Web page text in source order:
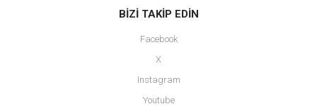
BİZİ TAKİP EDİN
Facebook
X
Instagram
Youtube